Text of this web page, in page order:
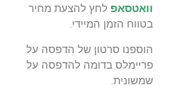
וואטסאפ לחץ להצעת מחיר
בטווח הזמן המיידי.
הוספנו סרטון של הדפסה על
פריימלס בדומה להדפסה על
שמשונית.